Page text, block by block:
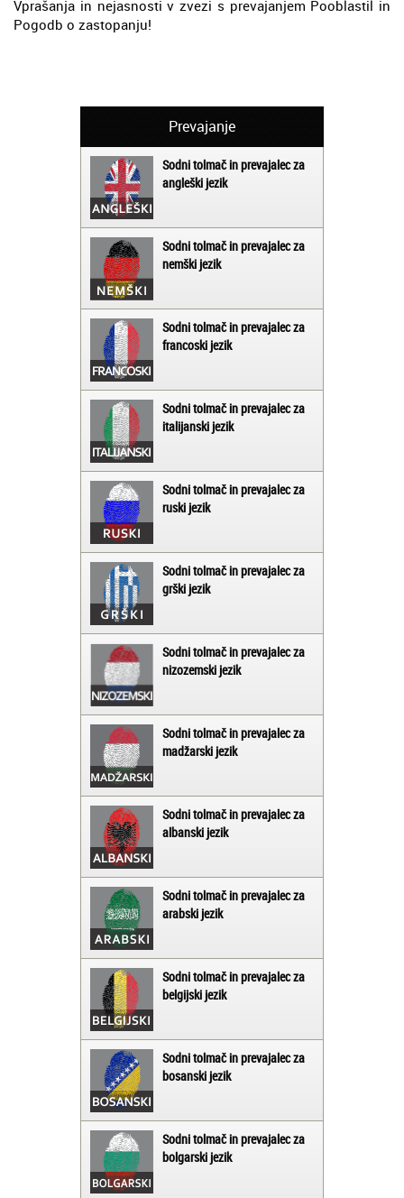
Vprašanja in nejasnosti v zvezi s prevajanjem Pooblastil in
Pogodb o zastopanju!
Prevajanje
Sodni tolmač in prevajalec za
angleški jezik
Sodni tolmač in prevajalec za
nemški jezik
Sodni tolmač in prevajalec za
francoski jezik
Sodni tolmač in prevajalec za
italijanski jezik
Sodni tolmač in prevajalec za
ruski jezik
Sodni tolmač in prevajalec za
grški jezik
Sodni tolmač in prevajalec za
nizozemski jezik
Sodni tolmač in prevajalec za
madžarski jezik
Sodni tolmač in prevajalec za
albanski jezik
Sodni tolmač in prevajalec za
arabski jezik
Sodni tolmač in prevajalec za
belgijski jezik
Sodni tolmač in prevajalec za
bosanski jezik
Sodni tolmač in prevajalec za
bolgarski jezik